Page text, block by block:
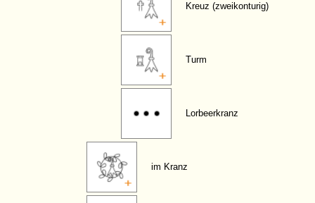
Kreuz (zweikonturig)
Turm
Lorbeerkranz
im Kranz